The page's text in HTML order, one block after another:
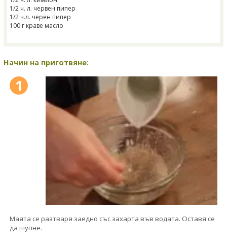
1/2 ч. л. червен пипер
1/2 ч.л. черен пипер
100 г краве масло
Начин на приготвяне:
1
Маята се разтваря заедно със захарта във водата. Оставя се
да шупне.